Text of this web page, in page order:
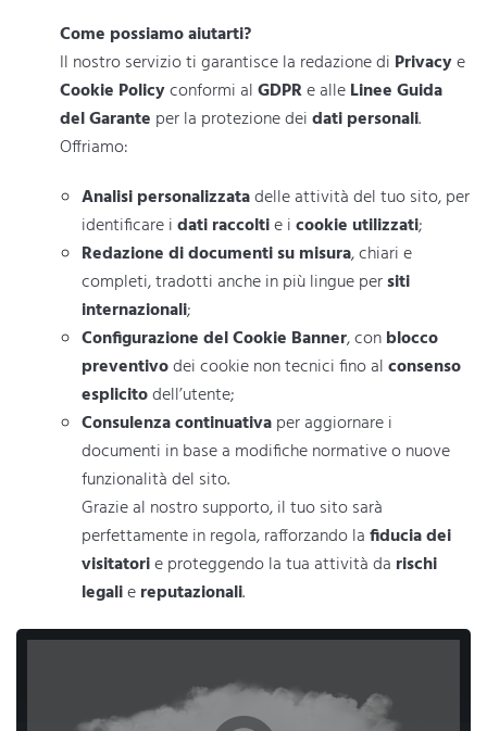
Come possiamo aiutarti?
Il nostro servizio ti garantisce la redazione di Privacye
Cookie Policyconformi alGDPRe alleLinee Guida
del Garante per la protezione deidati personali.
Offriamo:
Analisi personalizzatadelle attività del tuo sito, per
identificare idati raccoltie icookie utilizzati;
Redazione di documenti su misura, chiari e
completi, tradotti anche in più lingue persiti
internazionali;
Configurazione del Cookie Banner, conblocco
preventivodei cookie non tecnici fino alconsenso
esplicitodell’utente;
Consulenza continuativaper aggiornare i
documenti in base a modifiche normative o nuove
funzionalità del sito.
Grazie al nostro supporto, il tuo sito sarà
perfettamente in regola, rafforzando lafiducia dei
visitatorie proteggendo la tua attività da rischi
legaliereputazionali.